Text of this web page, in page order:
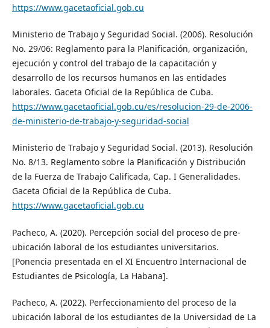
https://www.gacetaoficial.gob.cu
Ministerio de Trabajo y Seguridad Social. (2006). Resolución
No. 29/06: Reglamento para la Planificación, organización,
ejecución y control del trabajo de la capacitación y
desarrollo de los recursos humanos en las entidades
laborales. Gaceta Oficial de la República de Cuba.
https://www.gacetaoficial.gob.cu/es/resolucion-29-de-2006-
de-ministerio-de-trabajo-y-seguridad-social
Ministerio de Trabajo y Seguridad Social. (2013). Resolución
No. 8/13. Reglamento sobre la Planificación y Distribución
de la Fuerza de Trabajo Calificada, Cap. I Generalidades.
Gaceta Oficial de la República de Cuba.
https://www.gacetaoficial.gob.cu
Pacheco, A. (2020). Percepción social del proceso de pre-
ubicación laboral de los estudiantes universitarios.
[Ponencia presentada en el XI Encuentro Internacional de
Estudiantes de Psicología, La Habana].
Pacheco, A. (2022). Perfeccionamiento del proceso de la
ubicación laboral de los estudiantes de la Universidad de La